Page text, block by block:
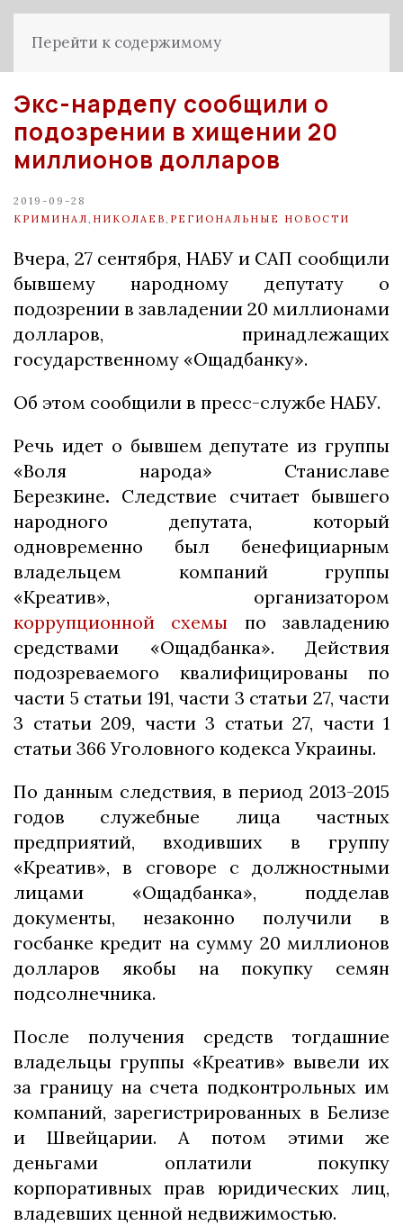
Перейти к содержимому
Экс-нардепу сообщили о
подозрении в хищении 20
миллионов долларов
2019-09-28
КРИМИНАЛ НИКОЛАЕВ РЕГИОНАЛЬНЫЕ НОВОСТИ
Вчера, 27 сентября, НАБУ и САП сообщили
бывшему народному депутату о
подозрении в завладении 20 миллионами
долларов, принадлежащих
государственному «Ощадбанку».
Об этом сообщили в пресс-службе НАБУ.
Речь идет о бывшем депутате из группы
«Воля народа» Станиславе
Березкине. Следствие считает бывшего
народного депутата, который
одновременно был бенефициарным
владельцем компаний группы
«Креатив», организатором
коррупционной схемы по завладению
средствами «Ощадбанка». Действия
подозреваемого квалифицированы по
части 5 статьи 191, части 3 статьи 27, части
3 статьи 209, части 3 статьи 27, части 1
статьи 366 Уголовного кодекса Украины.
По данным следствия, в период 2013-2015
годов служебные лица частных
предприятий, входивших в группу
«Креатив», в сговоре с должностными
лицами «Ощадбанка», подделав
документы, незаконно получили в
госбанке кредит на сумму 20 миллионов
долларов якобы на покупку семян
подсолнечника.
После получения средств тогдашние
владельцы группы «Креатив» вывели их
за границу на счета подконтрольных им
компаний, зарегистрированных в Белизе
и Швейцарии. А потом этими же
деньгами оплатили покупку
корпоративных прав юридических лиц,
владевших ценной недвижимостью.